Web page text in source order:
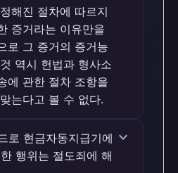
있도록 압수수색절차에
마련하고 있는 형사소
고히 유지되어야 한다.
해진 절차에 따르지
증거라는 이유만을
로 그 증거의 증거능
역시 헌법과 형사소
에 관한 절차 조항을
는다고 볼 수 없다.
로 현금자동지급기에
행위는 절도죄에 해
expand_more